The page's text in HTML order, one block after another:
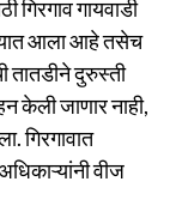
गिरगाव गायवाडी
आला आहे तसेच
तातडीने दुरुस्ती
केली जाणार नाही,
गिरगावात
वीज